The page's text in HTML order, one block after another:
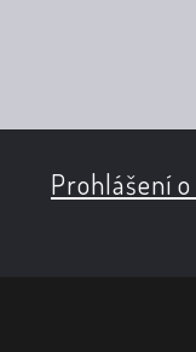
Prohlášení